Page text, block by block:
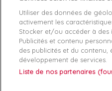
Product category:
Utiliser des données de
activement les
Stocker et/ou accéder à des
Publicités et contenu
des publicités et du contenu,
développement de services.
Liste de nos partenaires